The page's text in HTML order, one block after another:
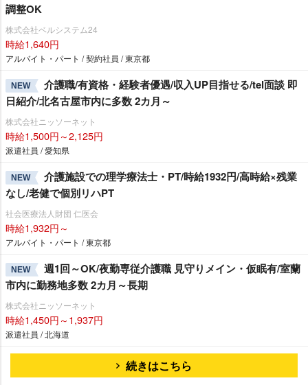
調整OK
株式会社ベルシステム24
時給1,640円
アルバイト・パート / 契約社員 / 東京都
NEW
介護職/有資格・経験者優遇/収入UP目指せる/tel面談 即
日紹介/北名古屋市内に多数 2カ月～
株式会社ニッソーネット
時給1,500円～2,125円
派遣社員 / 愛知県
NEW
介護施設での理学療法士・PT/時給1932円/高時給×残業
なし/老健で個別リハPT
社会医療法人財団 仁医会
時給1,932円～
アルバイト・パート / 東京都
NEW
週1回～OK/夜勤専従介護職 見守りメイン・仮眠有/室蘭
市内に勤務地多数 2カ月～長期
株式会社ニッソーネット
時給1,450円～1,937円
派遣社員 / 北海道
続きはこちら